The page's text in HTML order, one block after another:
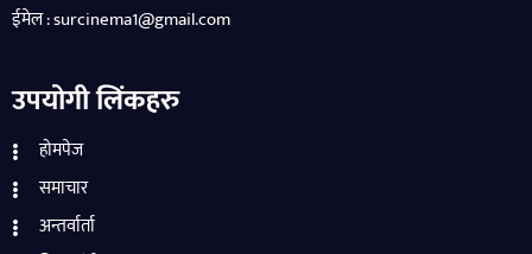
ईमेल : surcinema1@gmail.com
उपयोगी लिंकहरु
होमपेज
समाचार
अन्तर्वार्ता